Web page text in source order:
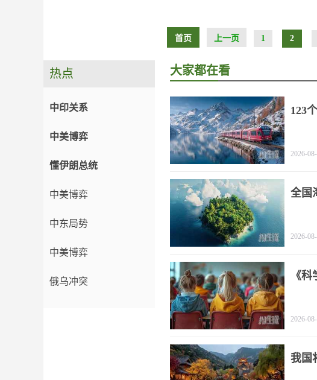
首页 上一页 1 2
热点
中印关系
中美博弈
懂伊朗总统
中美博弈
中东局势
中美博弈
俄乌冲突
大家都在看
123
2026-
全国
2026-
《
2026-
我国